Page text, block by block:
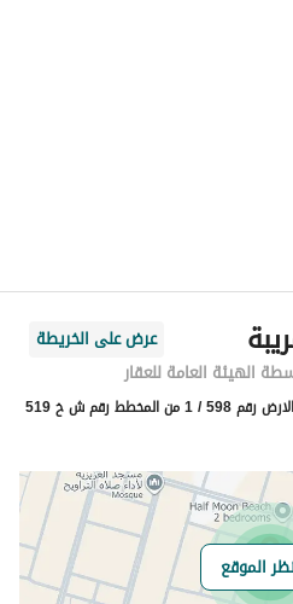
3057
عرض على الخريطة
الهيئة العامة للعقار
قطعة الارض رقم 598 / 1 من المخطط رقم ش خ 519
الموقع